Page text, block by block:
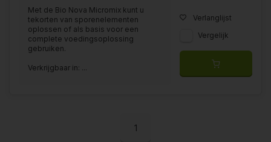
Met de Bio Nova Micromix kunt u
tekorten van sporenelementen
oplossen of als basis voor een
complete voedingsoplossing
gebruiken.
Verkrijgbaar in: ...
Verlanglijst
Vergelijk
1